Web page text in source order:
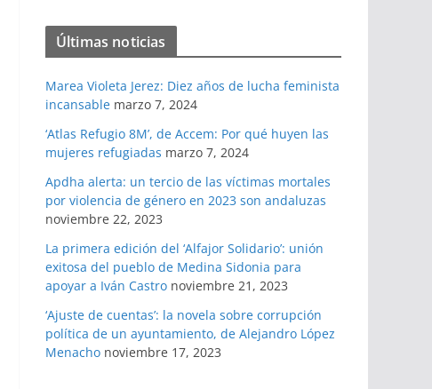
Últimas noticias
Marea Violeta Jerez: Diez años de lucha feminista
incansable marzo 7, 2024
‘Atlas Refugio 8M’, de Accem: Por qué huyen las
mujeres refugiadas marzo 7, 2024
Apdha alerta: un tercio de las víctimas mortales
por violencia de género en 2023 son andaluzas
noviembre 22, 2023
La primera edición del ‘Alfajor Solidario’: unión
exitosa del pueblo de Medina Sidonia para
apoyar a Iván Castro noviembre 21, 2023
‘Ajuste de cuentas’: la novela sobre corrupción
política de un ayuntamiento, de Alejandro López
Menacho noviembre 17, 2023